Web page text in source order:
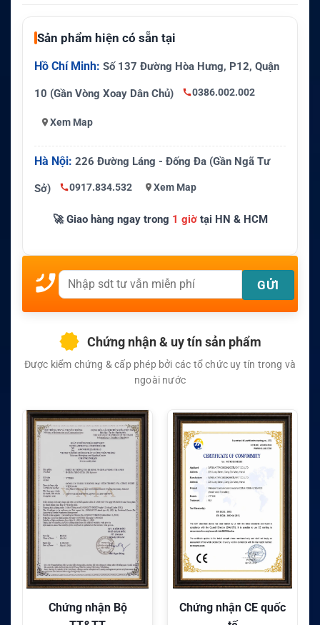
Sản phẩm hiện có sẵn tại
Hồ Chí Minh: Số 137 Đường Hòa Hưng, P12, Quận
10 (Gần Vòng Xoay Dân Chủ) 0386.002.002
Xem Map
Hà Nội: 226 Đường Láng - Đống Đa (Gần Ngã Tư
Sở) 0917.834.532 Xem Map
🚀 Giao hàng ngay trong 1 giờtại HN & HCM
Chứng nhận & uy tín sản phẩm
Được kiểm chứng & cấp phép bởi các tổ chức uy tín trong và
ngoài nước
Chứng nhận CE quốc
Chứng nhận FC quốc